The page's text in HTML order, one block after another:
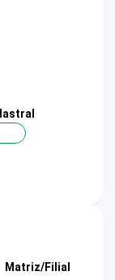
Matriz/Filial